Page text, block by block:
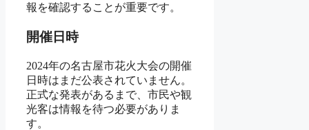
報を確認することが重要です。
開催日時
2024年の名古屋市花火大会の開催
日時はまだ公表されていません。
正式な発表があるまで、市民や観
光客は情報を待つ必要がありま
す。